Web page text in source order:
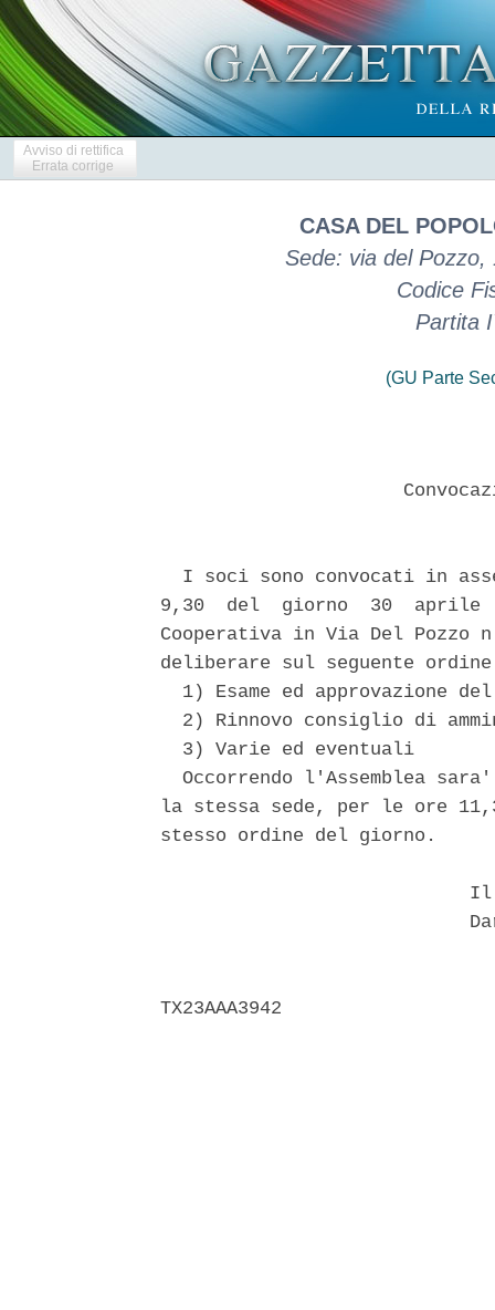
Avviso di rettifica
Errata corrige
CASA DEL
Sede: via del
Codice
Partita
(GU Parte
I soci sono convocati in
9,30  del  giorno  30  aprile
Cooperativa in Via Del Pozzo
deliberare sul seguente
1) Esame ed approvazione
2) Rinnovo consiglio di
  3) Varie ed eventuali
Occorrendo l'Assemblea
la stessa sede, per le ore
stesso ordine del giorno.